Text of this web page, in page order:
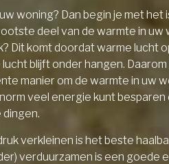
woning? Dan begin je met het
deel van de warmte in uw
Dit komt doordat warme lucht
blijft onder hangen. Daarom
manier om de warmte in uw
veel energie kunt besparen
verkleinen is het beste
verduurzamen is een goede